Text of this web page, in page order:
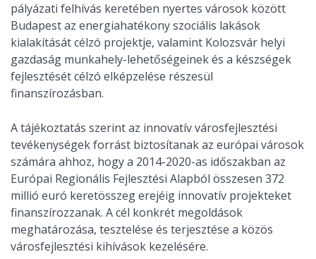
pályázati felhívás keretében nyertes városok között
Budapest az energiahatékony szociális lakások
kialakítását célzó projektje, valamint Kolozsvár helyi
gazdaság munkahely-lehetőségeinek és a készségek
fejlesztését célzó elképzelése részesül
finanszírozásban.
A tájékoztatás szerint az innovatív városfejlesztési
tevékenységek forrást biztosítanak az európai városok
számára ahhoz, hogy a 2014-2020-as időszakban az
Európai Regionális Fejlesztési Alapból összesen 372
millió euró keretösszeg erejéig innovatív projekteket
finanszírozzanak. A cél konkrét megoldások
meghatározása, tesztelése és terjesztése a közös
városfejlesztési kihívások kezelésére.